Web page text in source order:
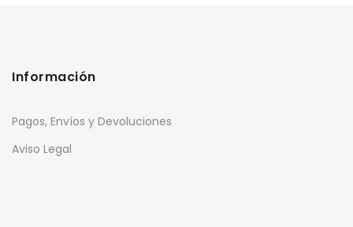
Información
Pagos, Envíos y Devoluciones
Aviso Legal